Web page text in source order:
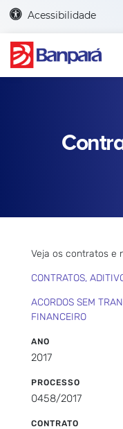
Acessibilidade
Veja os contratos e
CONTRATOS,
ACORDOS SEM
FINANCEIRO
ANO
2017
PROCESSO
0458/2017
CONTRATO